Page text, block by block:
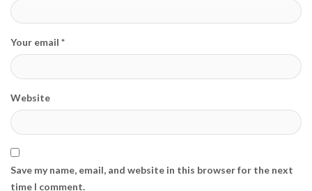
Your email *
Website
Save my name, email, and website in this browser for the next
time I comment.